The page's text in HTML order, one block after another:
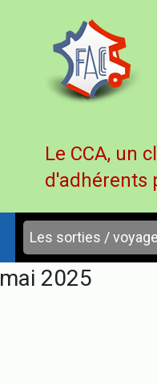
Le CCA, un
d'adhérents
Les sorties /
2025